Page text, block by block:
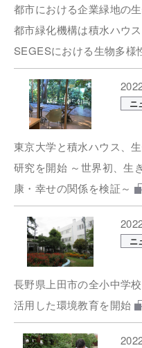
都市における企業緑地の
都市緑化機構は積水ハウ
SEGESにおける生物多様
ニ
東京大学と積水ハウス、
研究を開始 ～世界初、生
康・幸せの関係を検証～
ニ
長野県上田市の全小中学
活用した環境教育を開始